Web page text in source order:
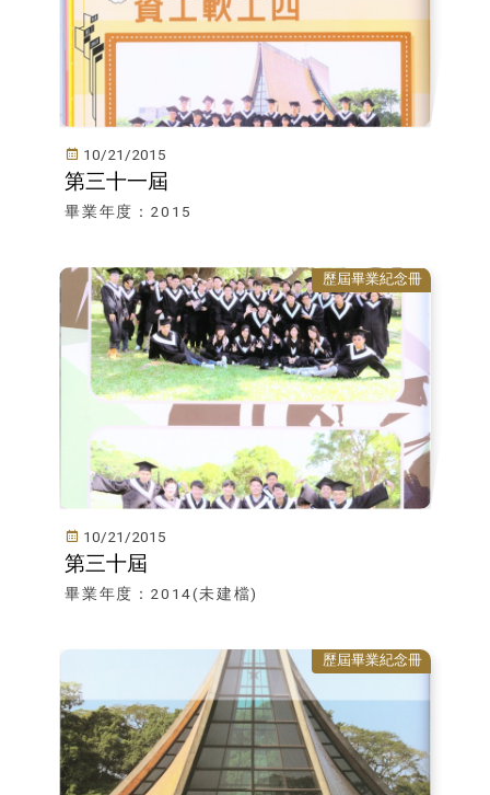
10/21/2015
第三十一屆
畢業年度：2015
歷屆畢業紀念冊
10/21/2015
第三十屆
畢業年度：2014(未建檔)
歷屆畢業紀念冊